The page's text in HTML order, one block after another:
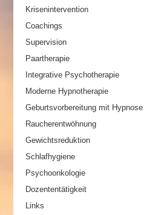
Krisenintervention
Coachings
Supervision
Paartherapie
Integrative Psychotherapie
Moderne Hypnotherapie
Geburtsvorbereitung mit Hypnose
Raucherentwöhnung
Gewichtsreduktion
Schlafhygiene
Psychoonkologie
Dozententätigkeit
Links